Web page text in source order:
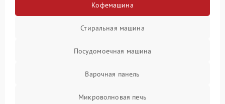
Кофемашина
Стиральная машина
Посудомоечная машина
Варочная панель
Микроволновая печь